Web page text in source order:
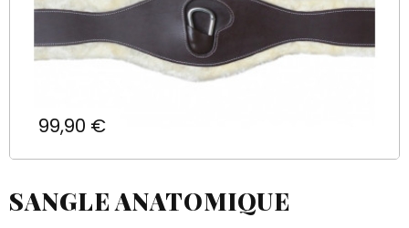
Prix
99,90 €
SANGLE ANATOMIQUE